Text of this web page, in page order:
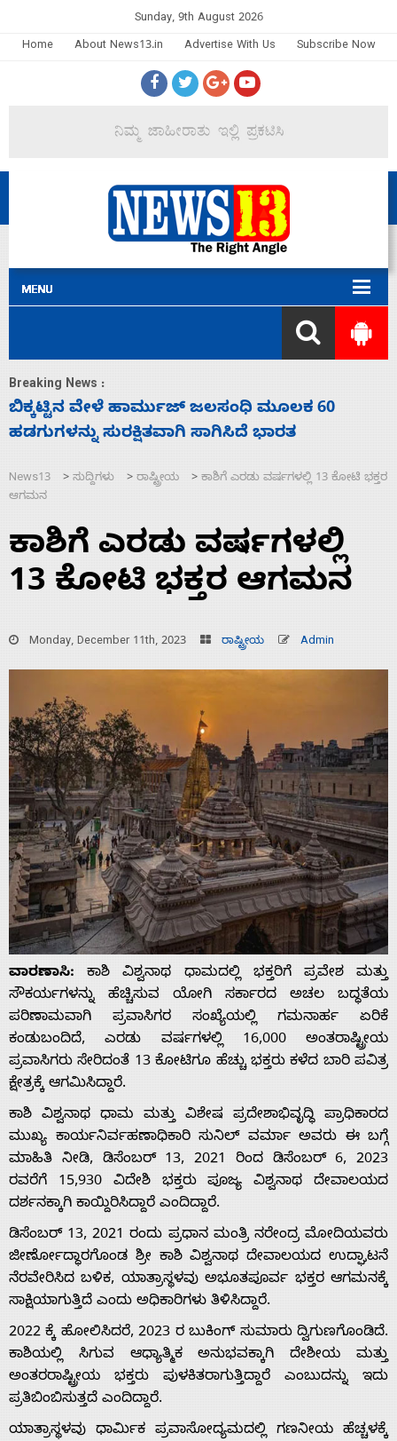
Sunday, 9th August 2026
Home
About News13.in Advertise With Us Subscribe Now
Breaking News :
ನಾಗೇಂದ್ರ ರಾಜೀನಾಮೆ ಕೊಡದಿದ್ದರೆ ಸದನ ನಡೆಸಲು
ಬಿಡೆವು: ಛಲವಾದಿ ನಾರಾಯಣಸ್ವಾಮಿ
Home
About
Us
News13 > ಸುದ್ದಿಗಳು > ರಾಷ್ಟ್ರೀಯ > ಕಾಶಿಗೆ ಎರಡು ವರ್ಷಗಳಲ್ಲಿ 13 ಕೋಟಿ ಭಕ್ತರ
ಆಗಮನ
ಕಾಶಿಗೆ ಎರಡು ವರ್ಷಗಳಲ್ಲಿ
13 ಕೋಟಿ ಭಕ್ತರ ಆಗಮನ
Monday, December 11th, 2023 ರಾಷ್ಟ್ರೀಯ Admin
ವಾರಣಾಸಿ: ಕಾಶಿ ವಿಶ್ವನಾಥ ಧಾಮದಲ್ಲಿ ಭಕ್ತರಿಗೆ ಪ್ರವೇಶ ಮತ್ತು
ಸೌಕರ್ಯಗಳನ್ನು ಹೆಚ್ಚಿಸುವ ಯೋಗಿ ಸರ್ಕಾರದ ಅಚಲ ಬದ್ಧತೆಯ
ಪರಿಣಾಮವಾಗಿ ಪ್ರವಾಸಿಗರ ಸಂಖ್ಯೆಯಲ್ಲಿ ಗಮನಾರ್ಹ ಏರಿಕೆ
ಕಂಡುಬಂದಿದೆ, ಎರಡು ವರ್ಷಗಳಲ್ಲಿ 16,000 ಅಂತರಾಷ್ಟ್ರೀಯ
ಪ್ರವಾಸಿಗರು ಸೇರಿದಂತೆ 13 ಕೋಟಿಗೂ ಹೆಚ್ಚು ಭಕ್ತರು ಕಳೆದ ಬಾರಿ ಪವಿತ್ರ
ಕ್ಷೇತ್ರಕ್ಕೆ ಆಗಮಿಸಿದ್ದಾರೆ.
ಕಾಶಿ ವಿಶ್ವನಾಥ ಧಾಮ ಮತ್ತು ವಿಶೇಷ ಪ್ರದೇಶಾಭಿವೃದ್ಧಿ ಪ್ರಾಧಿಕಾರದ
ಮುಖ್ಯ ಕಾರ್ಯನಿರ್ವಹಣಾಧಿಕಾರಿ ಸುನಿಲ್ ವರ್ಮಾ ಅವರು ಈ ಬಗ್ಗೆ
ಮಾಹಿತಿ ನೀಡಿ, ಡಿಸೆಂಬರ್ 13, 2021 ರಿಂದ ಡಿಸೆಂಬರ್ 6, 2023
ರವರೆಗೆ 15,930 ವಿದೇಶಿ ಭಕ್ತರು ಪೂಜ್ಯ ವಿಶ್ವನಾಥ ದೇವಾಲಯದ
ದರ್ಶನಕ್ಕಾಗಿ ಕಾಯ್ದಿರಿಸಿದ್ದಾರೆ ಎಂದಿದ್ದಾರೆ.
ಡಿಸೆಂಬರ್ 13, 2021 ರಂದು ಪ್ರಧಾನ ಮಂತ್ರಿ ನರೇಂದ್ರ ಮೋದಿಯವರು
ಜೀರ್ಣೋದ್ಧಾರಗೊಂಡ ಶ್ರೀ ಕಾಶಿ ವಿಶ್ವನಾಥ ದೇವಾಲಯದ ಉದ್ಘಾಟನೆ
ನೆರವೇರಿಸಿದ ಬಳಿಕ, ಯಾತ್ರಾಸ್ಥಳವು ಅಭೂತಪೂರ್ವ ಭಕ್ತರ ಆಗಮನಕ್ಕೆ
ಸಾಕ್ಷಿಯಾಗುತ್ತಿದೆ ಎಂದು ಅಧಿಕಾರಿಗಳು ತಿಳಿಸಿದ್ದಾರೆ.
2022 ಕ್ಕೆ ಹೋಲಿಸಿದರೆ, 2023 ರ ಬುಕಿಂಗ್ ಸುಮಾರು ದ್ವಿಗುಣಗೊಂಡಿದೆ.
ಕಾಶಿಯಲ್ಲಿ ಸಿಗುವ ಆಧ್ಯಾತ್ಮಿಕ ಅನುಭವಕ್ಕಾಗಿ ದೇಶೀಯ ಮತ್ತು
ಅಂತರರಾಷ್ಟ್ರೀಯ ಭಕ್ತರು ಪುಳಕಿತರಾಗುತ್ತಿದ್ದಾರೆ ಎಂಬುದನ್ನು ಇದು
ಪ್ರತಿಬಿಂಬಿಸುತ್ತದೆ ಎಂದಿದ್ದಾರೆ.
ಯಾತ್ರಾಸ್ಥಳವು ಧಾರ್ಮಿಕ ಪ್ರವಾಸೋದ್ಯಮದಲ್ಲಿ ಗಣನೀಯ ಹೆಚ್ಚಳಕ್ಕೆ